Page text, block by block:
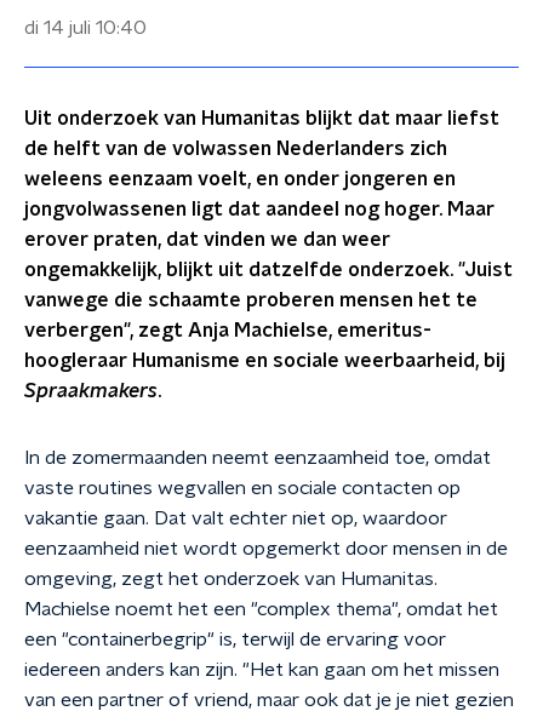
di 14 juli 10:40
Uit onderzoek van Humanitas blijkt dat maar liefst
de helft van de volwassen Nederlanders zich
weleens eenzaam voelt, en onder jongeren en
jongvolwassenen ligt dat aandeel nog hoger. Maar
erover praten, dat vinden we dan weer
ongemakkelijk, blijkt uit datzelfde onderzoek. "Juist
vanwege die schaamte proberen mensen het te
verbergen", zegt Anja Machielse, emeritus-
hoogleraar Humanisme en sociale weerbaarheid, bij
Spraakmakers.
In de zomermaanden neemt eenzaamheid toe, omdat
vaste routines wegvallen en sociale contacten op
vakantie gaan. Dat valt echter niet op, waardoor
eenzaamheid niet wordt opgemerkt door mensen in de
omgeving, zegt het onderzoek van Humanitas.
Machielse noemt het een "complex thema", omdat het
een "containerbegrip" is, terwijl de ervaring voor
iedereen anders kan zijn. "Het kan gaan om het missen
van een partner of vriend, maar ook dat je je niet gezien